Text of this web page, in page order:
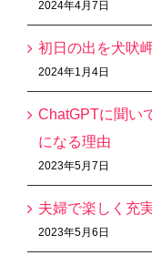
2024年4月7日
初日の出を犬吠
2024年1月4日
ChatGPTに聞い
になる理由
2023年5月7日
夫婦で楽しく充
2023年5月6日